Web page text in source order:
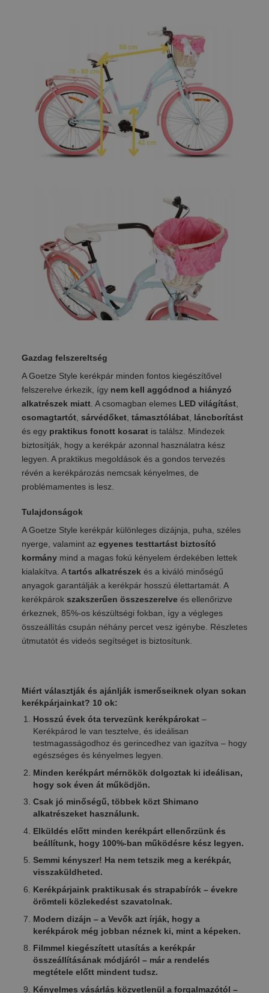
Gazdag felszereltség
A Goetze Style kerékpár minden fontos kiegészítővel
felszerelve érkezik, így nem kell aggódnod a hiányzó
alkatrészek miatt. A csomagban elemes LED világítást,
csomagtartót, sárvédőket, támasztólábat, láncborítást
és egy praktikus fonott kosaratis találsz. Mindezek
biztosítják, hogy a kerékpár azonnal használatra kész
legyen. A praktikus megoldások és a gondos tervezés
révén a kerékpározás nemcsak kényelmes, de
problémamentes is lesz.
Tulajdonságok
A Goetze Style kerékpár különleges dizájnja, puha, széles
nyerge, valamint az egyenes testtartást biztosító
kormánymind a magas fokú kényelem érdekében lettek
kialakítva. Atartós alkatrészekés a kiváló minőségű
anyagok garantálják a kerékpár hosszú élettartamát. A
kerékpárok szakszerűen összeszerelveés ellenőrizve
érkeznek, 85%-os készültségi fokban, így a végleges
összeállítás csupán néhány percet vesz igénybe. Részletes
útmutatót és videós segítséget is biztosítunk.
Miért választják és ajánlják ismerőseiknek olyan sokan
kerékpárjainkat? 10 ok:
Hosszú évek óta tervezünk kerékpárokat –
Kerékpárod le van tesztelve, és ideálisan
testmagasságodhoz és gerincedhez van igazítva – hogy
egészséges és kényelmes legyen.
Minden kerékpárt mérnökök dolgoztak ki ideálisan,
hogy sok éven át működjön.
Csak jó minőségű, többek közt Shimano
alkatrészeket használunk.
Elküldés előtt minden kerékpárt ellenőrzünk és
beállítunk, hogy 100%-ban működésre kész legyen.
Semmi kényszer! Ha nem tetszik meg a kerékpár,
visszaküldheted.
Kerékpárjaink praktikusak és strapabírók – évekre
örömteli közlekedést szavatolnak.
Modern dizájn – a Vevők azt írják, hogy a
kerékpárok még jobban néznek ki, mint a képeken.
Filmmel kiegészített utasítás a kerékpár
összeállításának módjáról – már a rendelés
megtétele előtt mindent tudsz.
Kényelmes vásárlás közvetlenül a forgalmazótól –